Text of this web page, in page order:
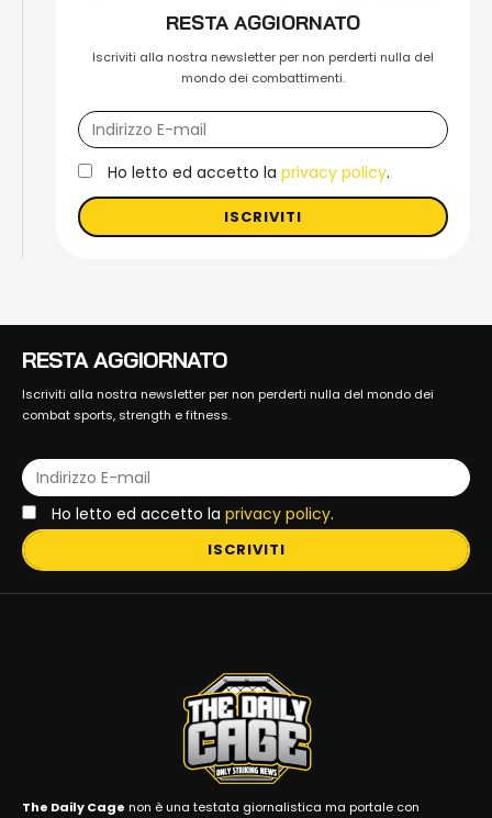
RESTA AGGIORNATO
Iscriviti alla nostra newsletter per non perderti nulla del
mondo dei combattimenti.
Ho letto ed accetto la privacy policy.
ISCRIVITI
RESTA AGGIORNATO
Iscriviti alla nostra newsletter per non perderti nulla del mondo dei
combat sports, strength e fitness.
Ho letto ed accetto la privacy policy.
ISCRIVITI
The Daily Cage non è una testata giornalistica ma portale con